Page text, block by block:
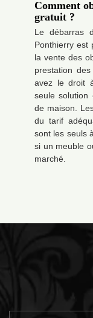
Comment
gratuit ?
Le débarras
Ponthierry est
la vente des
prestation
avez le droit
seule solution
de maison.
du tarif
sont les seuls
si un meuble
marché.